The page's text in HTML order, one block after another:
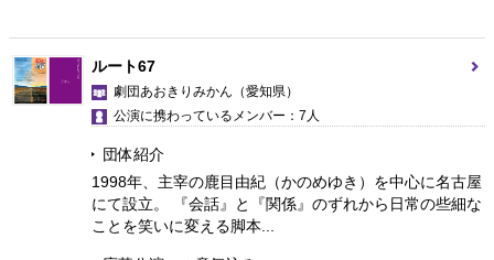
ルート67
劇団あおきりみかん （愛知県）
公演に携わっているメンバー：7人
団体紹介
1998年、主宰の鹿目由紀（かのめゆき）を中心に名古屋
にて設立。 『会話』と『関係』のずれから日常の些細な
ことを笑いに変える脚本...